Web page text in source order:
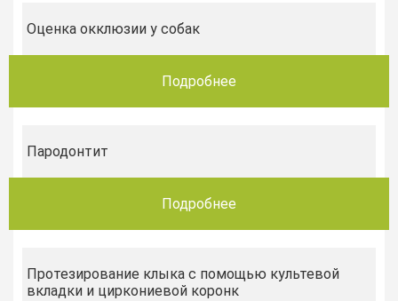
Оценка окклюзии у собак
Подробнее
Пародонтит
Подробнее
Протезирование клыка с помощью культевой
вкладки и циркониевой коронк